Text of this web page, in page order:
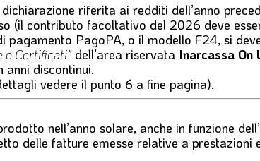
riferita ai redditi dell’anno
(il contributo facoltativo del 2026 deve
pagamento PagoPA, o il modello F24, si
e Certificati”dell’area riservata Inarcassa On
discontinui.
vedere il punto 6 a fine pagina).
nell’anno solare, anche in funzione
delle fatture emesse relative a prestazioni